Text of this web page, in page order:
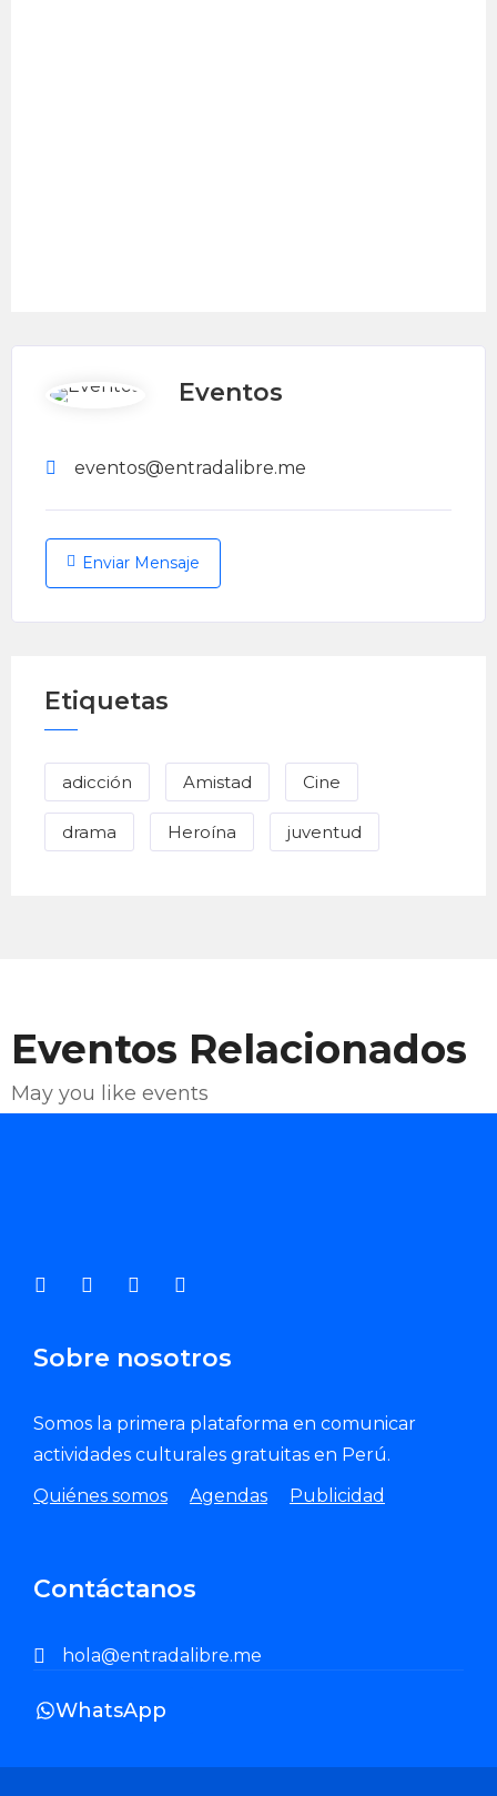
Eventos
eventos@entradalibre.me
Enviar Mensaje
Etiquetas
adicción Amistad Cine
drama Heroína juventud
Eventos Relacionados
May you like events
Sobre nosotros
Somos la primera plataforma en comunicar
actividades culturales gratuitas en Perú.
Quiénes somos
Agendas Publicidad
Contáctanos
hola@entradalibre.me
WhatsApp